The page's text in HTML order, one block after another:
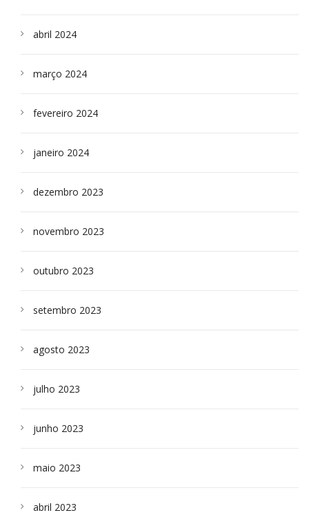
abril 2024
março 2024
fevereiro 2024
janeiro 2024
dezembro 2023
novembro 2023
outubro 2023
setembro 2023
agosto 2023
julho 2023
junho 2023
maio 2023
abril 2023